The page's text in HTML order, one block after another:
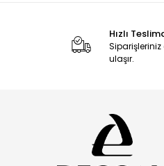
Kedi Mama ve Su
Kedi Mamaları
Kedi Sağlık Ve
Kedi Takviyeleri
Kedi Taşıma
Hızlı
Siparişleriniz
ulaşır.